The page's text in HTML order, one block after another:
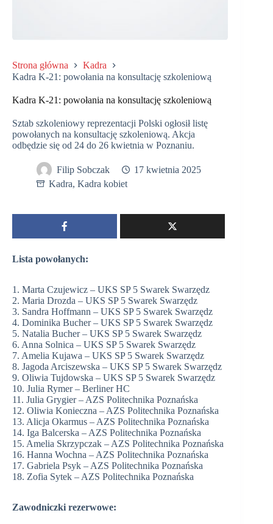
Strona główna
Kadra
Kadra K-21: powołania na konsultację szkoleniową
Kadra K-21: powołania na konsultację szkoleniową
Sztab szkoleniowy reprezentacji Polski ogłosił listę
powołanych na konsultację szkoleniową. Akcja
odbędzie się od 24 do 26 kwietnia w Poznaniu.
Filip Sobczak
17 kwietnia 2025
Kadra, Kadra kobiet
Lista powołanych:
1. Marta Czujewicz – UKS SP 5 Swarek Swarzędz
2. Maria Drozda – UKS SP 5 Swarek Swarzędz
3. Sandra Hoffmann – UKS SP 5 Swarek Swarzędz
4. Dominika Bucher – UKS SP 5 Swarek Swarzędz
5. Natalia Bucher – UKS SP 5 Swarek Swarzędz
6. Anna Solnica – UKS SP 5 Swarek Swarzędz
7. Amelia Kujawa – UKS SP 5 Swarek Swarzędz
8. Jagoda Arciszewska – UKS SP 5 Swarek Swarzędz
9. Oliwia Tujdowska – UKS SP 5 Swarek Swarzędz
10. Julia Rymer – Berliner HC
11. Julia Grygier – AZS Politechnika Poznańska
12. Oliwia Konieczna – AZS Politechnika Poznańska
13. Alicja Okarmus – AZS Politechnika Poznańska
14. Iga Balcerska – AZS Politechnika Poznańska
15. Amelia Skrzypczak – AZS Politechnika Poznańska
16. Hanna Wochna – AZS Politechnika Poznańska
17. Gabriela Psyk – AZS Politechnika Poznańska
18. Zofia Sytek – AZS Politechnika Poznańska
Zawodniczki rezerwowe: